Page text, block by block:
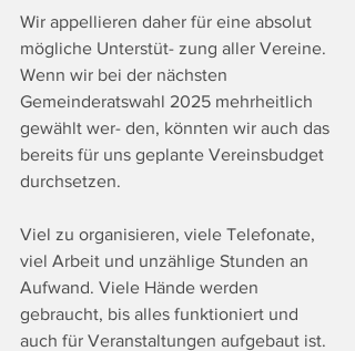
Wir appellieren daher für eine absolut
mögliche Unterstüt- zung aller Vereine.
Wenn wir bei der nächsten
Gemeinderatswahl 2025 mehrheitlich
gewählt wer- den, könnten wir auch das
bereits für uns geplante Vereinsbudget
durchsetzen.
Viel zu organisieren, viele Telefonate,
viel Arbeit und unzählige Stunden an
Aufwand. Viele Hände werden
gebraucht, bis alles funktioniert und
auch für Veranstaltungen aufgebaut ist.